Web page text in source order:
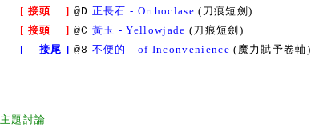
[ 接頭 ] @D 正長石 - Orthoclase (刀痕短劍)
[ 接頭 ] @C 黃玉 - Yellowjade (刀痕短劍)
[ 接尾 ] @8 不便的 - of Inconvenience (魔力賦予卷軸)
主題討論